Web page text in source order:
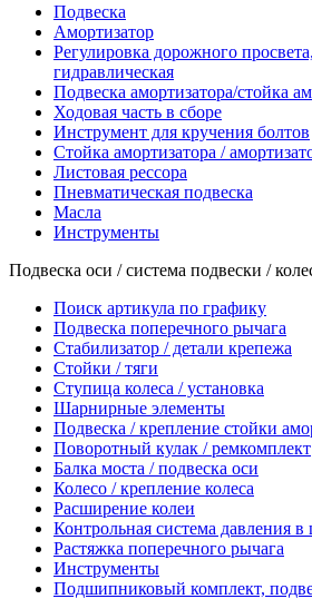
Подвеска
Амортизатор
Регулировка дорожного
гидравлическая
Подвеска амортизатора/стойка
Ходовая часть в сборе
Инструмент для кручения болтов
Стойка амортизатора /
Листовая рессора
Пневматическая подвеска
Масла
Инструменты
Подвеска оси / система подвески /
Поиск артикула по графику
Подвеска поперечного рычага
Стабилизатор / детали крепежа
Стойки / тяги
Ступица колеса / установка
Шарнирные элементы
Подвеска / крепление стойки
Поворотный кулак / ремкомплект
Балка моста / подвеска оси
Колесо / крепление колеса
Расширение колеи
Контрольная система давления
Растяжка поперечного рычага
Инструменты
Подшипниковый комплект,